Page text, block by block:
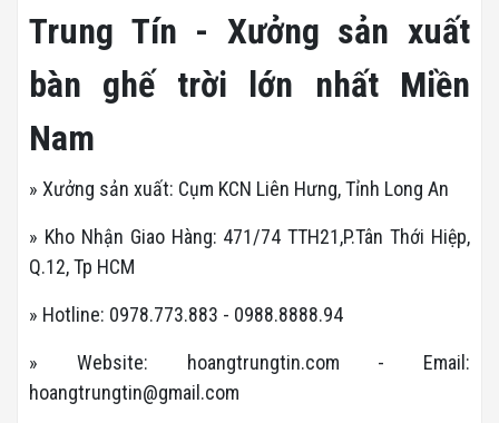
Trung Tín - Xưởng sản xuất
bàn ghế trời lớn nhất Miền
Nam
» Xưởng sản xuất: Cụm KCN Liên Hưng, Tỉnh Long An
» Kho Nhận Giao Hàng: 471/74 TTH21,P.Tân Thới Hiệp,
Q.12, Tp HCM
» Hotline: 0978.773.883 - 0988.8888.94
» Website: hoangtrungtin.com - Email:
hoangtrungtin@gmail.com